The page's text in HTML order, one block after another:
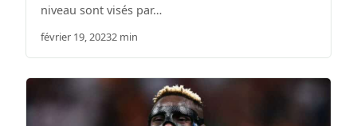
niveau sont visés par…
février 19, 20232 min